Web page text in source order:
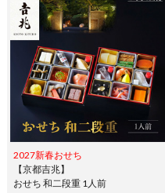
2027新春おせち
【京都吉兆】
おせち 和二段重 1人前